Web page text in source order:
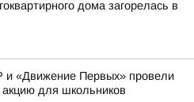
дома загорелась в
«Движение Первых» провели
для школьников